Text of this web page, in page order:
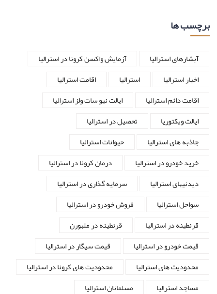
برچسب ها
آبشارهای استرالیا
آزمایش واکسن کرونا در استرالیا
اخبار استرالیا
استرالیا
اقامت استرالیا
اقامت دائم استرالیا
ایالت نیو سات ولز استرالیا
ایالت ویکتوریا
تحصیل در استرالیا
جاذبه های استرالیا
حیوانات استرالیا
خرید خودرو در استرالیا
درمان کرونا در استرالیا
دیدنیهای استرالیا
سرمایه گذاری در استرالیا
سواحل استرالیا
فروش خودرو در استرالیا
قرنطینه در استرالیا
قرنطینه در ملبورن
قیمت خودرو در استرالیا
قیمت سیگار در استرالیا
محدودیت های استرالیا
محدودیت های کرونا در استرالیا
مساجد استرالیا
مسلمانان استرالیا